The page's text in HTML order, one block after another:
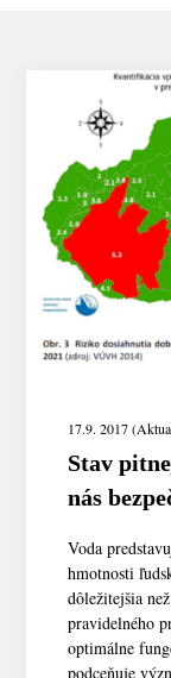
17.9. 2017
Stav
nás
Voda
hmotnosti
dôležitejšia
pravidelného
optimálne
podceňuje